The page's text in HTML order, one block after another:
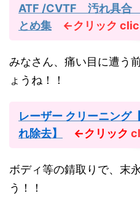
ATF /CVTF 汚れ具
とめ集
←クリック
みなさん、痛い目に遭う
ょうね！！
レーザー クリーニング
れ除去】
←クリック
ボディ等の錆取りで、末
う！！